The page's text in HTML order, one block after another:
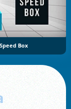
Speed Box